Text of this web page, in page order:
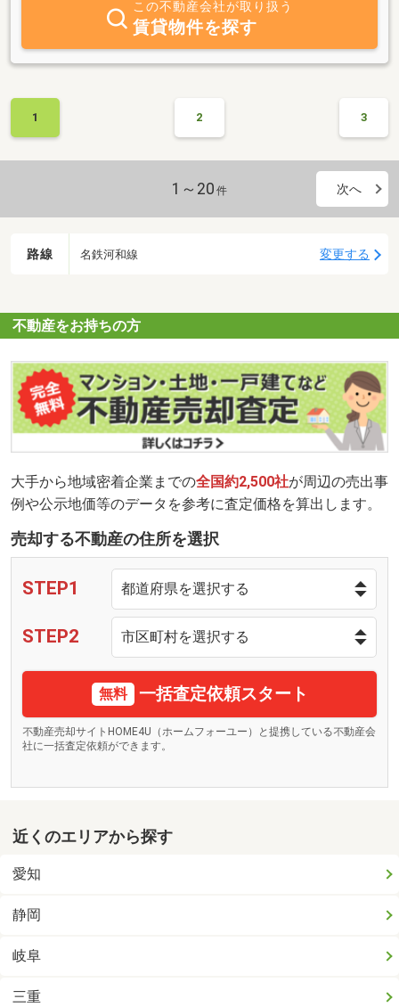
この不動産会社が取り扱う
賃貸物件を探す
1 2 3
1～20 件 次へ
路線 名鉄河和線 変更する
不動産をお持ちの方
大手から地域密着企業までの全国約2,500社が周辺の売出事
例や公示地価等のデータを参考に査定価格を算出します。
売却する不動産の住所を選択
STEP1
STEP2
無料 一括査定依頼スタート
不動産売却サイトHOME4U（ホームフォーユー）と提携している不動産会
社に一括査定依頼ができます。
近くのエリアから探す
愛知
静岡
岐阜
三重